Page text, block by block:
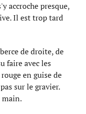
accroche presque,
Il est trop tard
de droite, de
faire avec les
en guise de
sur le gravier.
main.